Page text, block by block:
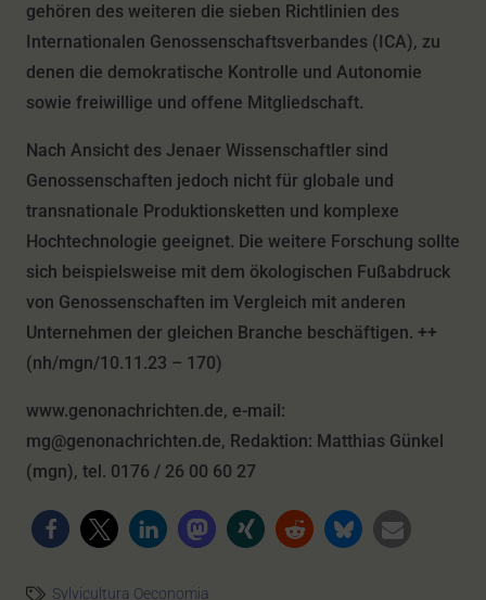
gehören des weiteren die sieben Richtlinien des
Internationalen Genossenschaftsverbandes (ICA), zu
denen die demokratische Kontrolle und Autonomie
sowie freiwillige und offene Mitgliedschaft.
Nach Ansicht des Jenaer Wissenschaftler sind
Genossenschaften jedoch nicht für globale und
transnationale Produktionsketten und komplexe
Hochtechnologie geeignet. Die weitere Forschung sollte
sich beispielsweise mit dem ökologischen Fußabdruck
von Genossenschaften im Vergleich mit anderen
Unternehmen der gleichen Branche beschäftigen. ++
(nh/mgn/10.11.23 – 170)
www.genonachrichten.de, e-mail:
mg@genonachrichten.de, Redaktion: Matthias Günkel
(mgn), tel. 0176 / 26 00 60 27
Sylvicultura Oeconomia